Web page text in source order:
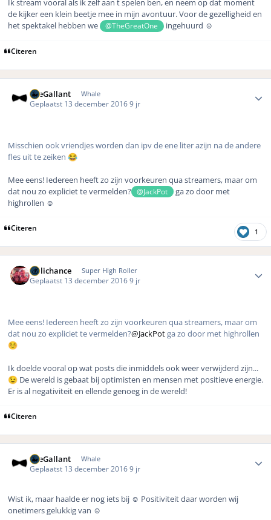
Ik stream vooral als ik zelf aan t spelen ben, en neem op dat moment
de kijker een klein beetje mee in mijn avontuur. Voor de gezelligheid en
het spektakel hebben we
@TheGreatOne ingehuurd ☺️
Citeren
TheGallant Whale
Geplaatst 13 december 20169 jr
Misschien ook vriendjes worden dan ipv de ene liter azijn na de andere
fles uit te zeiken 😂
Mee eens! Iedereen heeft zo zijn voorkeuren qua streamers, maar om
dat nou zo expliciet te vermelden? @JackPot
ga zo door met
highrollen ☺️
Citeren 1
Hillichance Super High Roller
Geplaatst 13 december 20169 jr
Mee eens! Iedereen heeft zo zijn voorkeuren qua streamers, maar om
dat nou zo expliciet te vermelden?@JackPotga zo door met highrollen
☺️
Ik doelde vooral op wat posts die inmiddels ook weer verwijderd zijn...
😉 De wereld is gebaat bij optimisten en mensen met positieve energie.
Er is al negativiteit en ellende genoeg in de wereld!
Citeren
TheGallant Whale
Geplaatst 13 december 20169 jr
Wist ik, maar haalde er nog iets bij ☺️ Positiviteit daar worden wij
onetimers gelukkig van ☺️